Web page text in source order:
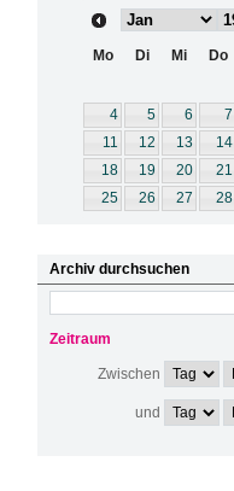
Mo Di Mi Do
4
5 6 7
11
12 13 14
18
19 20 21
25
26 27 28
Archiv durchsuchen
Zeitraum
Zwischen
und